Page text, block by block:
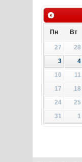
Пн Вт
27 28
3
4
10
11
17
18
24
25
31
1